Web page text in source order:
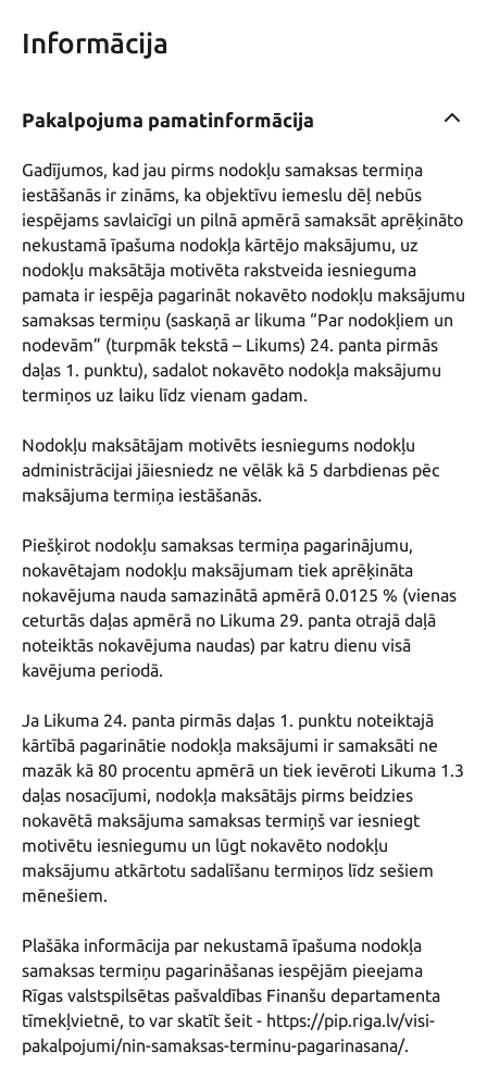
Informācija
Pakalpojuma pamatinformācija
Gadījumos, kad jau pirms nodokļu samaksas termiņa
iestāšanās ir zināms, ka objektīvu iemeslu dēļ nebūs
iespējams savlaicīgi un pilnā apmērā samaksāt aprēķināto
nekustamā īpašuma nodokļa kārtējo maksājumu, uz
nodokļu maksātāja motivēta rakstveida iesnieguma
pamata ir iespēja pagarināt nokavēto nodokļu maksājumu
samaksas termiņu (saskaņā ar likuma “Par nodokļiem un
nodevām” (turpmāk tekstā – Likums) 24. panta pirmās
daļas 1. punktu), sadalot nokavēto nodokļa maksājumu
termiņos uz laiku līdz vienam gadam.
Nodokļu maksātājam motivēts iesniegums nodokļu
administrācijai jāiesniedz ne vēlāk kā 5 darbdienas pēc
maksājuma termiņa iestāšanās.
Piešķirot nodokļu samaksas termiņa pagarinājumu,
nokavētajam nodokļu maksājumam tiek aprēķināta
nokavējuma nauda samazinātā apmērā 0.0125 % (vienas
ceturtās daļas apmērā no Likuma 29. panta otrajā daļā
noteiktās nokavējuma naudas) par katru dienu visā
kavējuma periodā.
Ja Likuma 24. panta pirmās daļas 1. punktu noteiktajā
kārtībā pagarinātie nodokļa maksājumi ir samaksāti ne
mazāk kā 80 procentu apmērā un tiek ievēroti Likuma 1.3
daļas nosacījumi, nodokļa maksātājs pirms beidzies
nokavētā maksājuma samaksas termiņš var iesniegt
motivētu iesniegumu un lūgt nokavēto nodokļu
maksājumu atkārtotu sadalīšanu termiņos līdz sešiem
mēnešiem.
Plašāka informācija par nekustamā īpašuma nodokļa
samaksas termiņu pagarināšanas iespējām pieejama
Rīgas valstspilsētas pašvaldības Finanšu departamenta
tīmekļvietnē, to var skatīt šeit - https://pip.riga.lv/visi-